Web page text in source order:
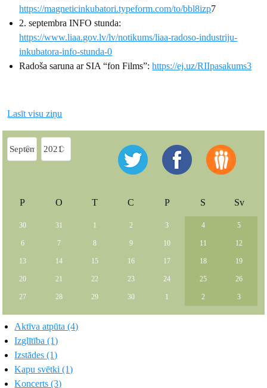
https://magneticinkubatori.typeform.com/to/bbl8izp7
2. septembra INFO stunda:
https://www.liaa.gov.lv/lv/notikums/liaa-radoso-industriju-
inkubatora-info-stunda-0
Radoša saruna ar SIA “fon Films”:https://ej.uz/RIIpasakums3
Lasīt visu ziņu
P O T C P S Sv
30 31 1 2 3 4 5
6 7 8 9 10 11 12
13 14 15 16 17 18 19
20 21 22 23 24 25 26
27 28 29 30 1 2 3
Aktīva atpūta (4)
Izglītība (1)
Izstādes (1)
Kapu svētki (1)
Koncerts (3)